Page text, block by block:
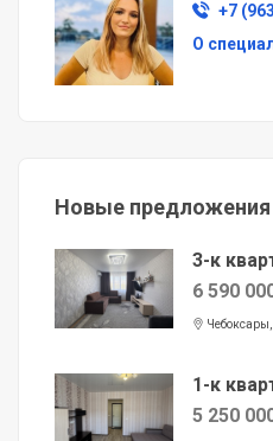
+7
О
Новые предложения
3-к
6 590
1-к
5 250